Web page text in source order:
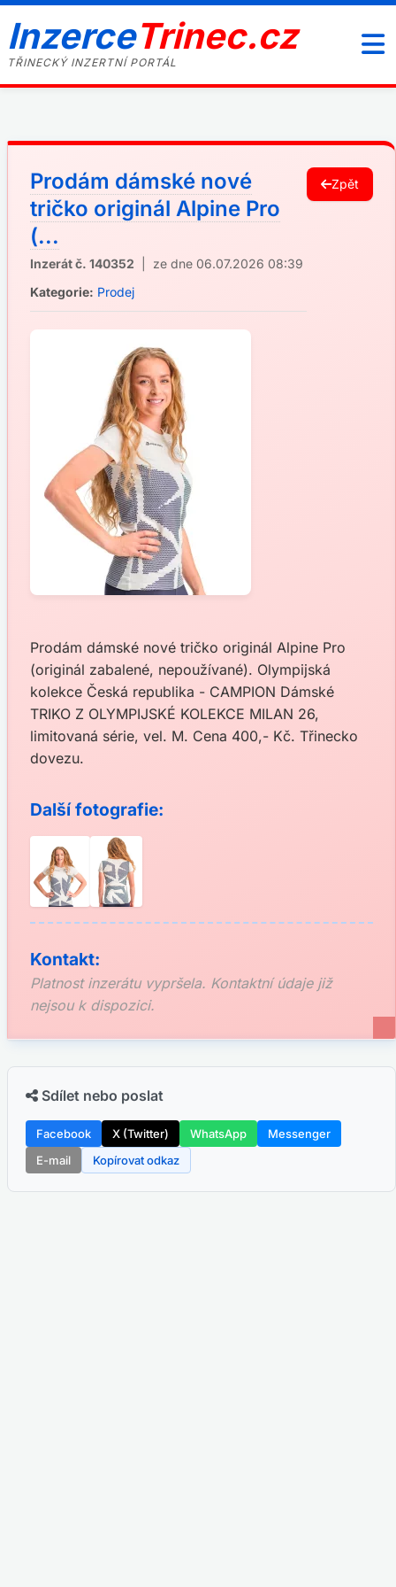
InzerceTrinec.cz
TŘINECKÝ INZERTNÍ PORTÁL
Prodám dámské nové
tričko originál Alpine Pro
(...
Inzerát č. 140352 | ze dne 06.07.2026 08:39
Kategorie: Prodej
Zpět
Prodám dámské nové tričko originál Alpine Pro
(originál zabalené, nepoužívané). Olympijská
kolekce Česká republika - CAMPION Dámské
TRIKO Z OLYMPIJSKÉ KOLEKCE MILAN 26,
limitovaná série, vel. M. Cena 400,- Kč. Třinecko
dovezu.
Další fotografie:
Kontakt:
Platnost inzerátu vypršela. Kontaktní údaje již
nejsou k dispozici.
Sdílet nebo poslat
Facebook X (Twitter) WhatsApp
Messenger
E-mail
Kopírovat odkaz